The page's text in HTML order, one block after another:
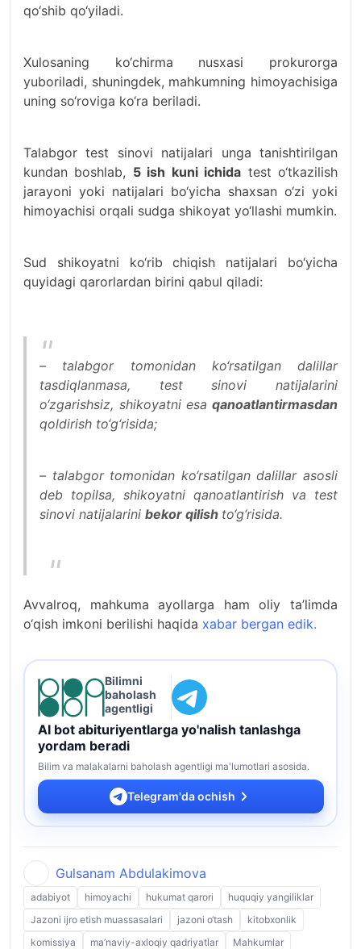
qo‘shib qo‘yiladi.
Xulosaning ko‘chirma nusxasi prokurorga
yuboriladi, shuningdek, mahkumning himoyachisiga
uning so‘roviga ko‘ra beriladi.
Talabgor test sinovi natijalari unga tanishtirilgan
kundan boshlab, 5 ish kuni ichida test o‘tkazilish
jarayoni yoki natijalari bo‘yicha shaxsan o‘zi yoki
himoyachisi orqali sudga shikoyat yo‘llashi mumkin.
Sud shikoyatni ko‘rib chiqish natijalari bo‘yicha
quyidagi qarorlardan birini qabul qiladi:
– talabgor tomonidan ko‘rsatilgan dalillar
tasdiqlanmasa, test sinovi natijalarini
o‘zgarishsiz, shikoyatni esa qanoatlantirmasdan
qoldirish to‘g‘risida;
– talabgor tomonidan ko‘rsatilgan dalillar asosli
deb topilsa, shikoyatni qanoatlantirish va test
sinovi natijalarini bekor qilish to‘g‘risida.
Avvalroq, mahkuma ayollarga ham oliy ta’limda
o‘qish imkoni berilishi haqida xabar bergan edik.
Bilimni
baholash
agentligi
AI bot abituriyentlarga yo'nalish tanlashga
yordam beradi
Bilim va malakalarni baholash agentligi ma'lumotlari asosida.
Telegram'da ochish
Gulsanam Abdulakimova
adabiyot himoyachi hukumat qarori
huquqiy yangiliklar
Jazoni ijro etish muassasalari
jazoni o‘tash
kitobxonlik
komissiya
ma’naviy-axloqiy qadriyatlar Mahkumlar